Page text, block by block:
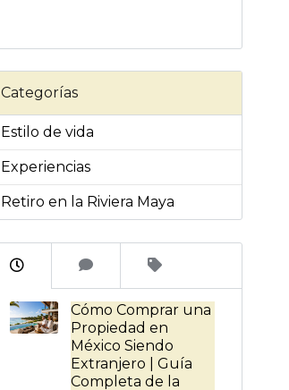
Categorías
Estilo de vida
Experiencias
Retiro en la Riviera Maya
Cómo Comprar una
Propiedad en
México Siendo
Extranjero | Guía
Completa de la